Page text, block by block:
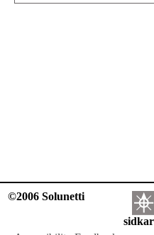
©2006 Solunetti